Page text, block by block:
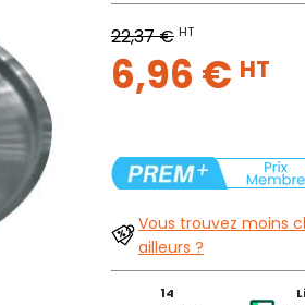
22,37 € HT
6,96 € HT
Vous trouvez moins
ailleurs ?
14